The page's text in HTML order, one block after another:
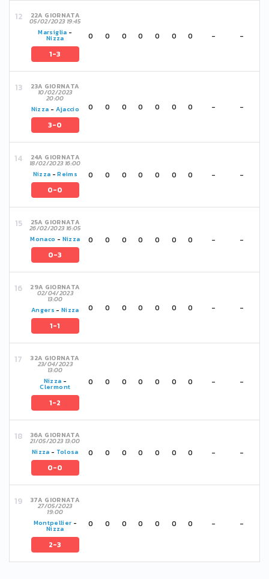
22A GIORNATA
05/02/2023 19:45
Marsiglia -
Nizza
1-3
0 0 0 0 0 0 0 - -
23A GIORNATA
10/02/2023
20:00
Nizza - Ajaccio
3-0
0 0 0 0 0 0 0 - -
24A GIORNATA
18/02/2023 16:00
Nizza -Reims
0-0
0 0 0 0 0 0 0 - -
25A GIORNATA
26/02/2023 16:05
Monaco - Nizza
0-3
0 0 0 0 0 0 0 - -
29A GIORNATA
02/04/2023
13:00
Angers -Nizza
1-1
0 0 0 0 0 0 0 - -
32A GIORNATA
23/04/2023
13:00
Nizza -
Clermont
1-2
0 0 0 0 0 0 0 - -
36A GIORNATA
21/05/2023 13:00
Nizza - Tolosa
0-0
0 0 0 0 0 0 0 - -
37A GIORNATA
27/05/2023
19:00
Montpellier -
Nizza
2-3
0 0 0 0 0 0 0 - -